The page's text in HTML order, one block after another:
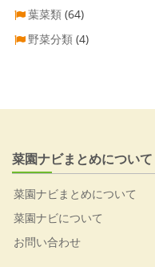
葉菜類 (64)
野菜分類 (4)
菜園ナビまとめについて
菜園ナビまとめについて
菜園ナビについて
お問い合わせ